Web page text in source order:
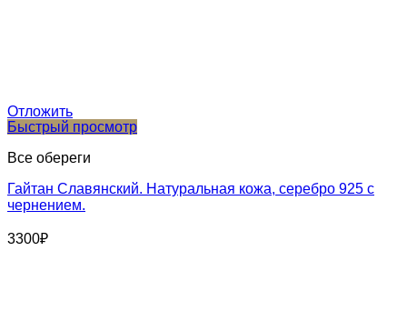
Отложить
Быстрый просмотр
Все обереги
Гайтан Славянский. Натуральная кожа, серебро 925 с
чернением.
3300₽